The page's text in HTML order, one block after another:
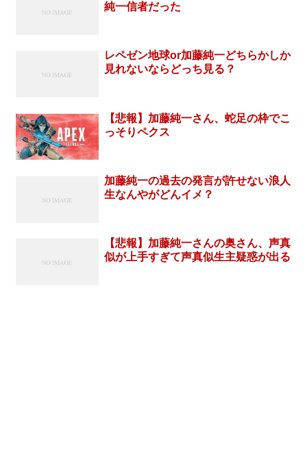
純一信者だった
レペゼン地球or加藤純一どちらかしか
見れないならどっち見る？
【悲報】加藤純一さん、蛇足の枠でこ
っそりペクス
加藤純一の過去の発言が許せない浪人
生なんやがどんイメ？
【悲報】加藤純一さんの奥さん、声真
似が上手すぎて声真似生主疑惑が出る